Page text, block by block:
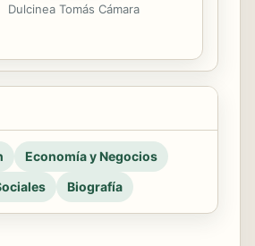
Dulcinea Tomás Cámara
Economía y Negocios
Biografía